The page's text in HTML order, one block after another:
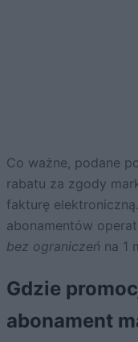
Co ważne, podane
rabatu za zgody
fakturę
abonamentów
bez ograniczeń na 1
Gdzie
abonament